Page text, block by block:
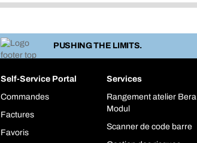
PUSHING THE LIMITS.
Self-Service Portal
Commandes
Factures
Favoris
Services
Rangement atelier Bera
Modul
Scanner de code barre